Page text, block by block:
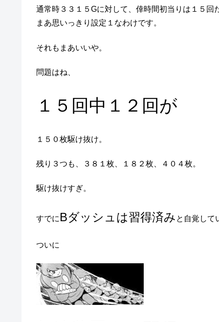
通常時３３１５Gに対して、倖時間初当りは１５回
まあ思いっきり設定１なわけです。
それもまあいいや。
問題はね、
１５回中１２回が
１５０枚駆け抜け。
残り３つも、３８１枚、１８２枚、４０４枚。
駆け抜けすぎ。
すでに Bダッシュは習得済み と自覚して
ついに